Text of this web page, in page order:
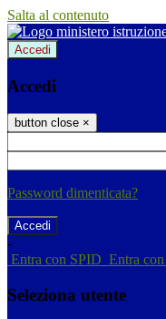
Salta al contenuto
Accedi
Accedi
button close ×
Password dimenticata?
-
Entra con SPID Entra
Seleziona utente